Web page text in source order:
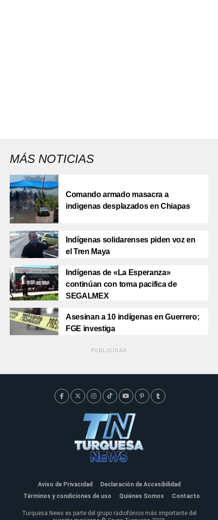
MÁS NOTICIAS
Comando armado masacra a
indigenas desplazados en Chiapas
Indígenas solidarenses piden voz en
el Tren Maya
Indígenas de «La Esperanza»
continúan con toma pacifica de
SEGALMEX
Asesinan a 10 indígenas en Guerrero;
FGE investiga
PUBLICIDAD
Aviso de Privacidad
Declaración de Accesibilidad
Términos y condiciones de uso
Quiénes Somos Contacto
Turquesa News es parte del grupo radiofónico más importante del